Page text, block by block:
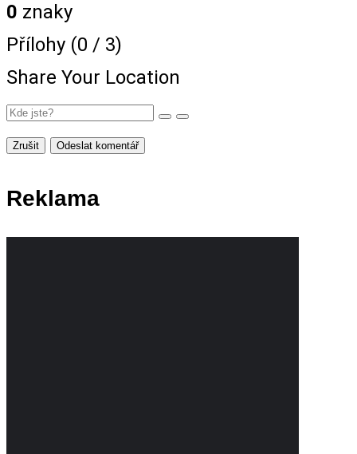
0 znaky
Přílohy (0 / 3)
Share Your Location
Zrušit Odeslat komentář
Reklama